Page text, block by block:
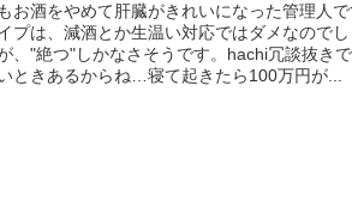
お酒をやめて肝臓がきれいになった管理人
プは、減酒とか生温い対応ではダメなので
、"絶つ"しかなさそうです。hachi冗談抜き
ときあるからね…寝て起きたら100万円が...